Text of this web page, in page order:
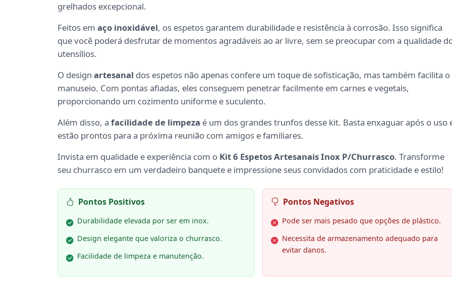
grelhados excepcional.
Feitos em aço inoxidável, os espetos garantem durabilidade e resistência à corrosão. Isso significa
que você poderá desfrutar de momentos agradáveis ao ar livre, sem se preocupar com a qualidade
utensílios.
O design artesanal dos espetos não apenas confere um toque de sofisticação, mas também facilita o
manuseio. Com pontas afiadas, eles conseguem penetrar facilmente em carnes e vegetais,
proporcionando um cozimento uniforme e suculento.
Além disso, a facilidade de limpeza é um dos grandes trunfos desse kit. Basta enxaguar após o uso
estão prontos para a próxima reunião com amigos e familiares.
Invista em qualidade e experiência com o Kit 6 Espetos Artesanais Inox P/Churrasco. Transforme
seu churrasco em um verdadeiro banquete e impressione seus convidados com praticidade e estilo!
Pontos Positivos
Durabilidade elevada por ser em inox.
Design elegante que valoriza o churrasco.
Facilidade de limpeza e manutenção.
Pontos Negativos
Pode ser mais pesado que opções de plástico.
Necessita de armazenamento adequado para
evitar danos.